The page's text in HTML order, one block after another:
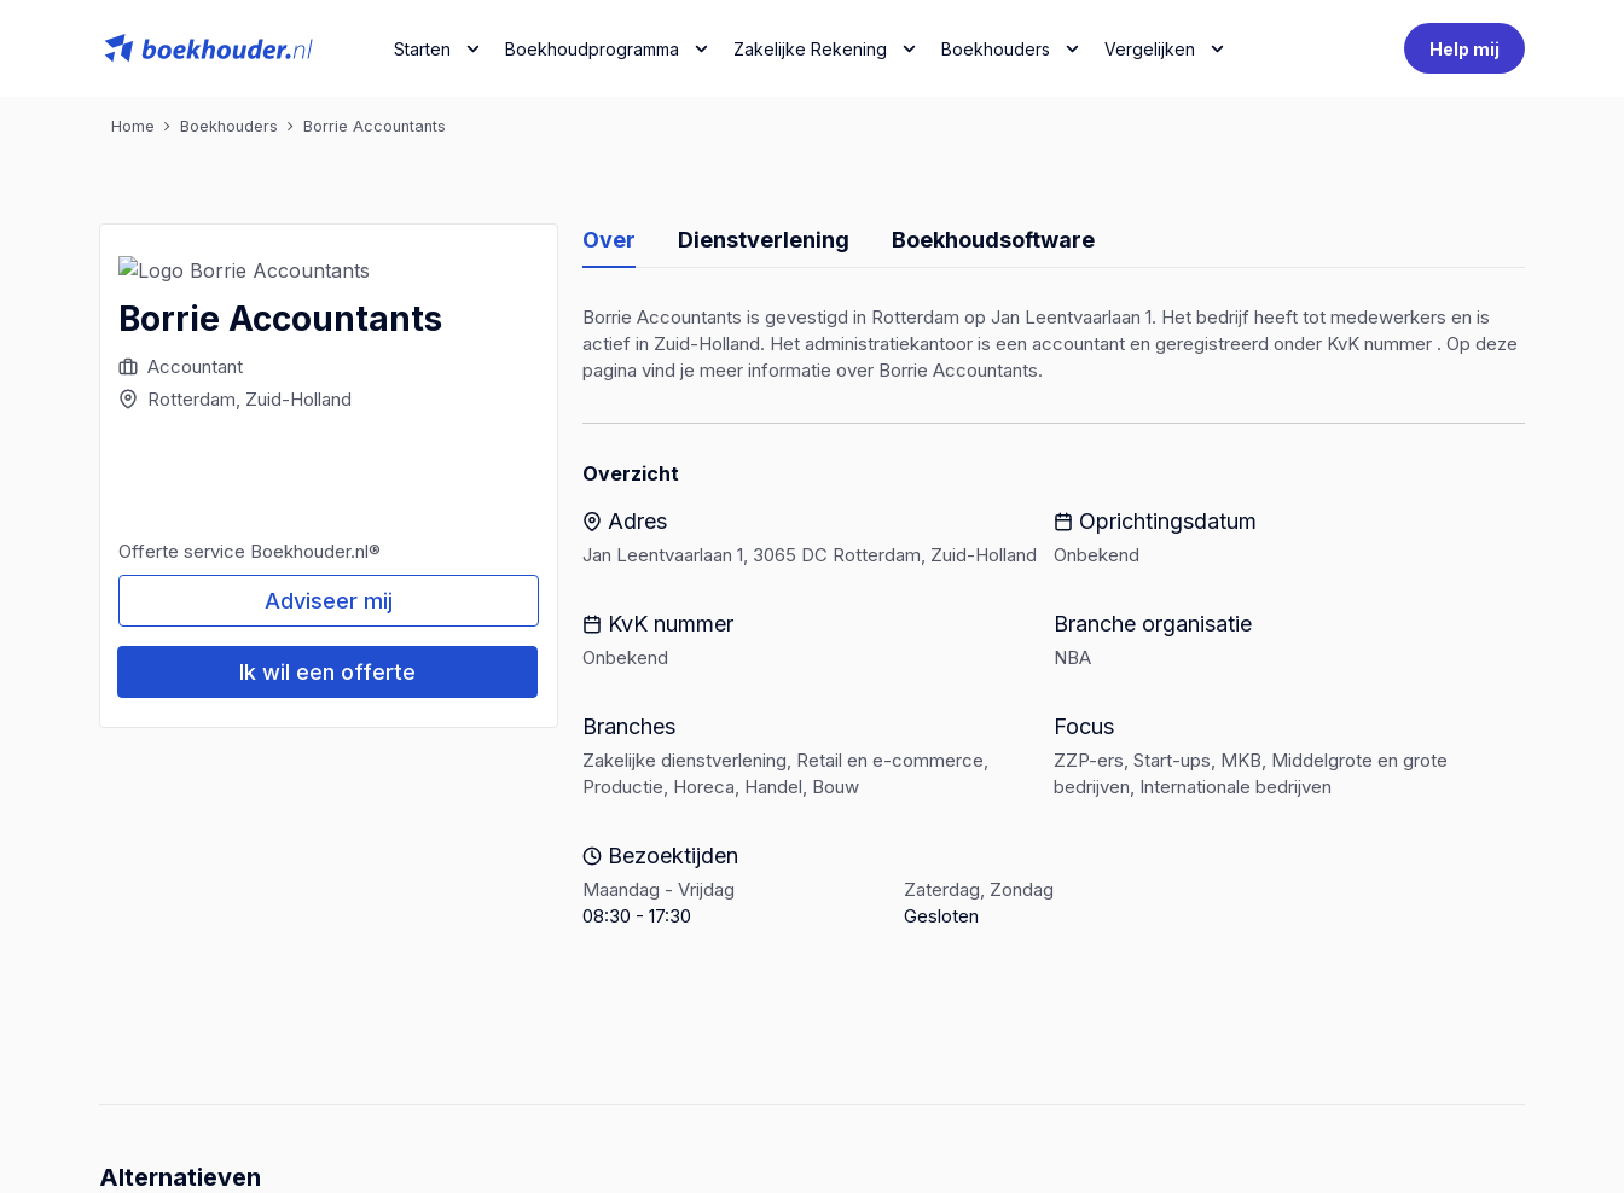
Starten Boekhoudprogramma Zakelijke Rekening Boekhouders Vergelijken Help mij
Home Boekhouders Borrie Accountants
Borrie Accountants
Accountant
Rotterdam , Zuid-Holland
Offerte service Boekhouder.nl®
Adviseer mij
Ik wil een offerte
Over Dienstverlening Boekhoudsoftware
Borrie Accountants is gevestigd in Rotterdam op Jan Leentvaarlaan 1. Het bedrijf heeft tot medewerkers en is
actief in Zuid-Holland. Het administratiekantoor is een accountant en geregistreerd onder KvK nummer . Op deze
pagina vind je meer informatie over Borrie Accountants.
Overzicht
Adres
Jan Leentvaarlaan 1, 3065 DC Rotterdam, Zuid-Holland
Oprichtingsdatum
Onbekend
KvK nummer
Onbekend
Branche organisatie
NBA
Branches
Zakelijke dienstverlening, Retail en e-commerce,
Productie, Horeca, Handel, Bouw
Focus
ZZP-ers, Start-ups, MKB, Middelgrote en grote
bedrijven, Internationale bedrijven
Bezoektijden
Maandag - Vrijdag
08:30 - 17:30
Zaterdag, Zondag
Gesloten
Alternatieven